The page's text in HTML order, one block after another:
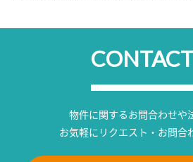
物件に関するお問合わせや
お気軽にリクエスト・お問合